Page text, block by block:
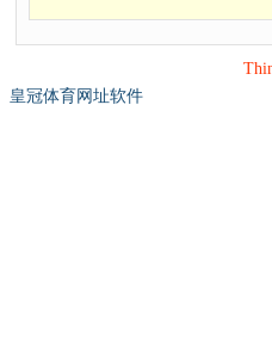
皇冠体育网址软件